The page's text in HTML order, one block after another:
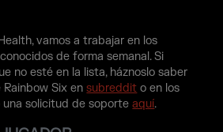
vamos a trabajar en los
de forma semanal. Si
no esté en la lista, háznoslo saber
Rainbow Six ensubreddit o en los
una solicitud de soporteaquí.